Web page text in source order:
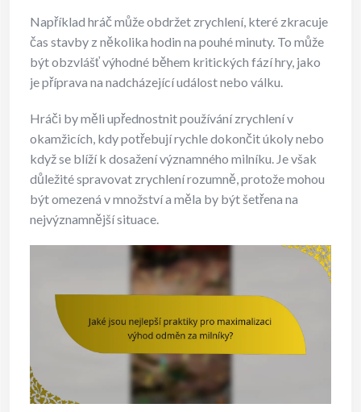
Například hráč může obdržet zrychlení, které zkracuje
čas stavby z několika hodin na pouhé minuty. To může
být obzvlášť výhodné během kritických fází hry, jako
je příprava na nadcházející událost nebo válku.
Hráči by měli upřednostnit používání zrychlení v
okamžicích, kdy potřebují rychle dokončit úkoly nebo
když se blíží k dosažení významného milníku. Je však
důležité spravovat zrychlení rozumně, protože mohou
být omezená v množství a měla by být šetřena na
nejvýznamnější situace.